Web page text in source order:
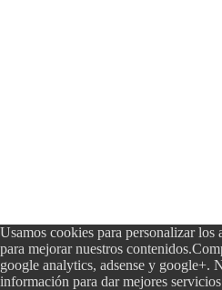
Usamos cookies para personalizar
para mejorar nuestros
google analytics, adsense y google+.
información para dar mejores servicios